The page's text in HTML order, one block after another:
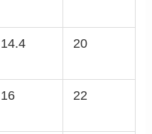
14.4 20
16 22